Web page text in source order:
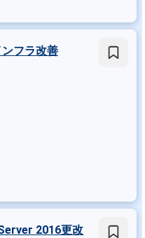
フラ改善
2016更改